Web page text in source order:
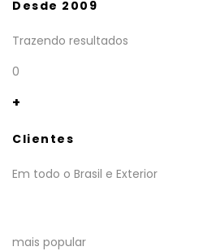
Desde 2009
Trazendo resultados
0
+
Clientes
Em todo o Brasil e Exterior
mais popular